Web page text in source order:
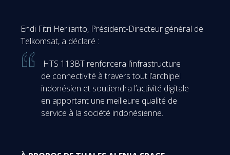
Endi Fitri Herlianto, Président-Directeur général de
Telkomsat, a déclaré :
HTS 113BT renforcera l’infrastructure
de connectivité à travers tout l’archipel
indonésien et soutiendra l’activité digitale
en apportant une meilleure qualité de
service à la société indonésienne.